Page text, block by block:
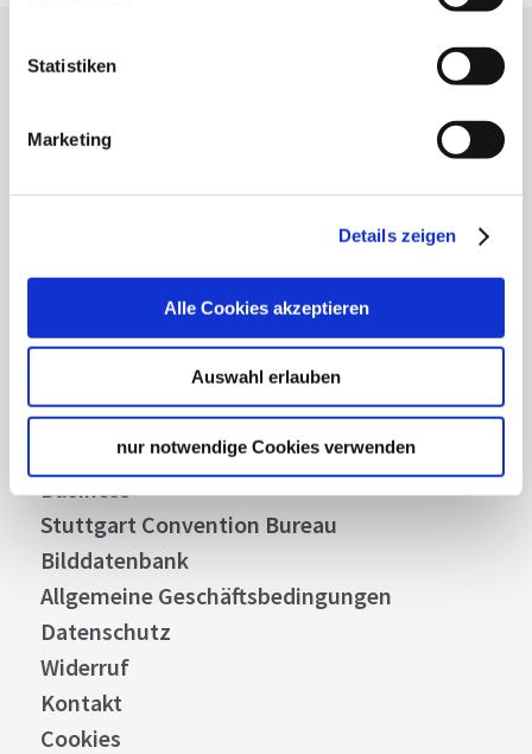
Statistiken
Marketing
Details zeigen
Alle Cookies akzeptieren
Auswahl erlauben
nur notwendige Cookies verwenden
Lassen Sie sich inspirieren!
Highlights und aktuellen Angeboten in
Stellenangebote
Business
Stuttgart Convention Bureau
Bilddatenbank
Allgemeine Geschäftsbedingungen
Datenschutz
Widerruf
Kontakt
Cookies